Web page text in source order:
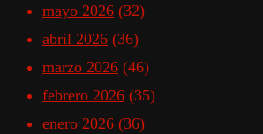
mayo 2026 (32)
abril 2026 (36)
marzo 2026 (46)
febrero 2026 (35)
enero 2026 (36)